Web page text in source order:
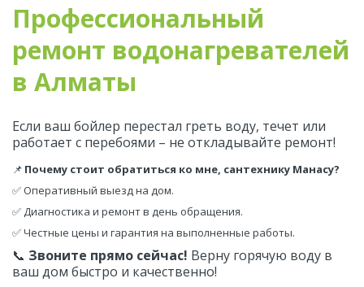
Профессиональный
ремонт водонагревателей
в Алматы
Если ваш бойлер перестал греть воду, течет или
работает с перебоями – не откладывайте ремонт!
📌 Почему стоит обратиться ко мне, сантехнику Манасу?
✅ Оперативный выезд на дом.
✅ Диагностика и ремонт в день обращения.
✅ Честные цены и гарантия на выполненные работы.
📞 Звоните прямо сейчас! Верну горячую воду в
ваш дом быстро и качественно!